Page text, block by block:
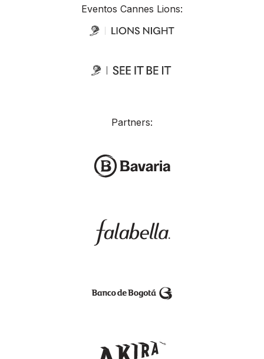
Eventos Cannes Lions:
Partners: